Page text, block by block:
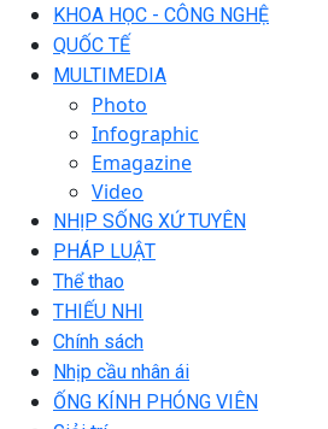
KHOA HỌC - CÔNG NGHỆ
QUỐC TẾ
MULTIMEDIA
Photo
Infographic
Emagazine
Video
NHỊP SỐNG XỨ TUYÊN
PHÁP LUẬT
Thể thao
THIẾU NHI
Chính sách
Nhịp cầu nhân ái
ỐNG KÍNH PHÓNG VIÊN